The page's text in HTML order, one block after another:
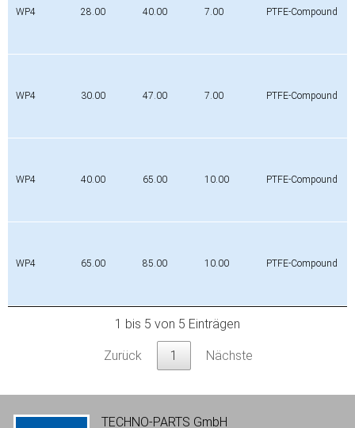
WP4 28.00 40.00 7.00 PTFE-Compound
WP4 30.00 47.00 7.00 PTFE-Compound
WP4 40.00 65.00 10.00 PTFE-Compound
WP4 65.00 85.00 10.00 PTFE-Compound
1 bis 5 von 5 Einträgen
Zurück 1 Nächste
TECHNO-PARTS GmbH